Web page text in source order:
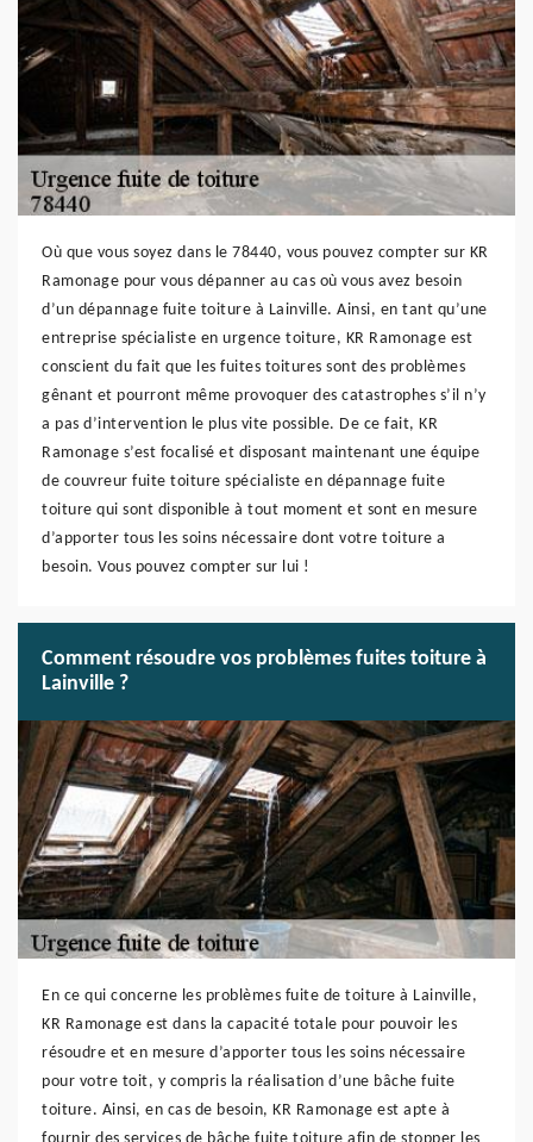
Où que vous soyez dans le 78440, vous pouvez compter sur KR
Ramonage pour vous dépanner au cas où vous avez besoin
d’un dépannage fuite toiture à Lainville. Ainsi, en tant qu’une
entreprise spécialiste en urgence toiture, KR Ramonage est
conscient du fait que les fuites toitures sont des problèmes
gênant et pourront même provoquer des catastrophes s’il n’y
a pas d’intervention le plus vite possible. De ce fait, KR
Ramonage s’est focalisé et disposant maintenant une équipe
de couvreur fuite toiture spécialiste en dépannage fuite
toiture qui sont disponible à tout moment et sont en mesure
d’apporter tous les soins nécessaire dont votre toiture a
besoin. Vous pouvez compter sur lui !
Comment résoudre vos problèmes fuites toiture à
Lainville ?
En ce qui concerne les problèmes fuite de toiture à Lainville,
KR Ramonage est dans la capacité totale pour pouvoir les
résoudre et en mesure d’apporter tous les soins nécessaire
pour votre toit, y compris la réalisation d’une bâche fuite
toiture. Ainsi, en cas de besoin, KR Ramonage est apte à